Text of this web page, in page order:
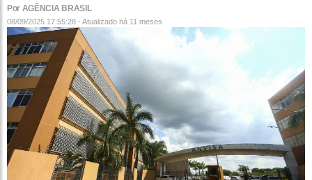
Por AGÊNCIA BRASIL
08/09/2025 17:55:28 - Atualizado há 11 meses